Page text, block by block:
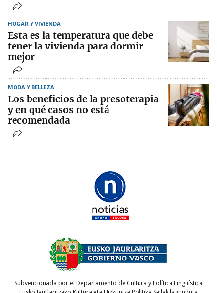
HOGAR Y VIVIENDA
Esta es la temperatura que debe
tener la vivienda para dormir
mejor
MODA Y BELLEZA
Los beneficios de la presoterapia
y en qué casos no está
recomendada
Subvencionada por el Departamento de Cultura y Política Lingüística